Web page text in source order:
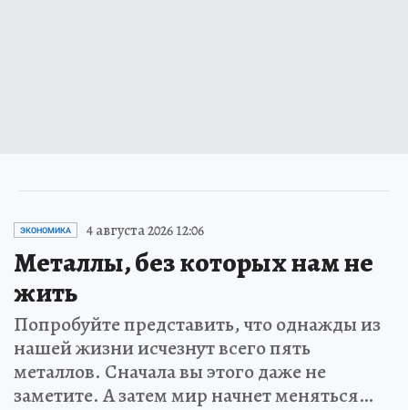
ЭКОНОМИКА 4 августа 2026 12:06
Металлы, без которых нам не
жить
Попробуйте представить, что однажды из
нашей жизни исчезнут всего пять
металлов. Сначала вы этого даже не
заметите. А затем мир начнет меняться…